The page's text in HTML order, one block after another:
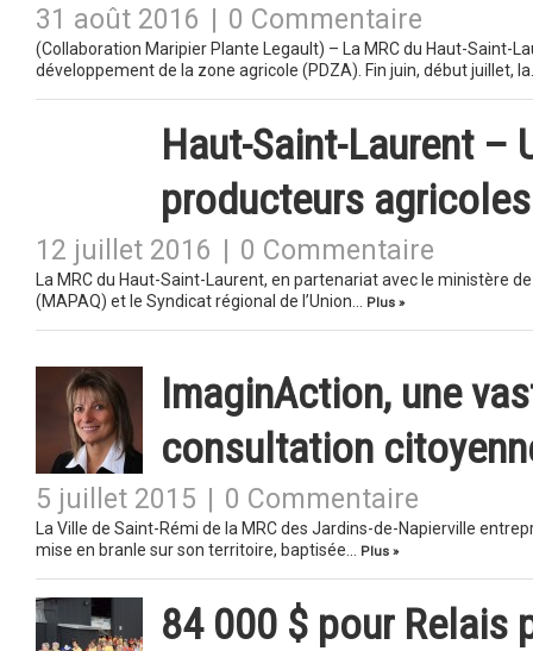
31 août 2016 0 Commentaire
(Collaboration Maripier Plante Legault) – La MRC du Haut-Saint-
développement de la zone agricole (PDZA). Fin juin, début juillet,
Haut-Saint-Laurent –
producteurs agricoles
12 juillet 2016 0 Commentaire
La MRC du Haut-Saint-Laurent, en partenariat avec le ministère
(MAPAQ) et le Syndicat régional de l’Union…
Plus »
ImaginAction, une
consultation
5 juillet 2015 0 Commentaire
La Ville de Saint-Rémi de la MRC des Jardins-de-Napierville
mise en branle sur son territoire, baptisée…
Plus »
84 000 $ pour Relais